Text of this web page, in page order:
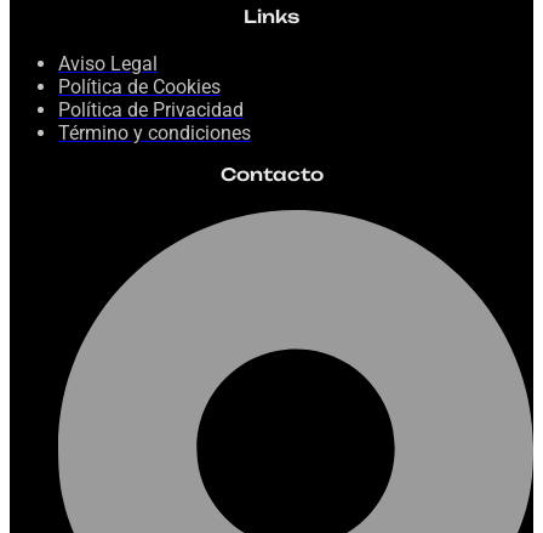
Links
Aviso Legal
Política de Cookies
Política de Privacidad
Término y condiciones
Contacto